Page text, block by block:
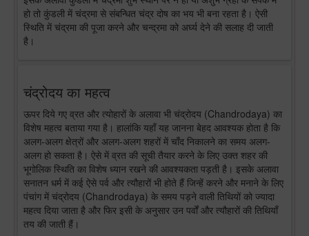
हो तो कुंडली में चंद्रमा से संबन्धित चंद्र दोष का भय भी बना रहता है। ऐसी
स्थिति में चंद्रमा की पूजा करने और चन्द्रमा को अर्घ्य देने की सलाह दी जाती
है।
चंद्रोदय का महत्व
ऊपर दिये गए व्रत और त्योहारों के अलावा भी चंद्रोदय (Chandrodaya) का
विशेष महत्व बताया गया है। हालांकि यहाँ यह जानना बेहद आवश्यक होता है कि
अलग-अलग क्षेत्रों और अलग-अलग शहरों में चाँद निकालने का समय अलग-
अलग हो सकता है। ऐसे में व्रत की सूची तैयार करने के लिए उक्त शहर की
भूगोलिक स्थिति का विशेष ध्यान रखने की आवश्यकता पड़ती है। इसके अलावा
सनातन धर्म में कई ऐसे पर्व और त्यौहारों भी होते हैं जिन्हें करने और मनाने के लिए
पंचांग में चंद्रोदय (Chandrodaya) के समय पड़ने वाली तिथियों को ज्यादा
महत्व दिया जाता है और फिर इसी के अनुसार उन पर्वों और त्यौहारों की तिथियाँ
तय की जाती हैं।